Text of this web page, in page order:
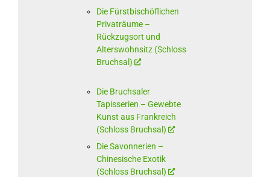
Die Fürstbischöflichen
Privaträume –
Rückzugsort und
Alterswohnsitz (Schloss
Bruchsal)
Die Bruchsaler
Tapisserien – Gewebte
Kunst aus Frankreich
(Schloss Bruchsal)
Die Savonnerien –
Chinesische Exotik
(Schloss Bruchsal)